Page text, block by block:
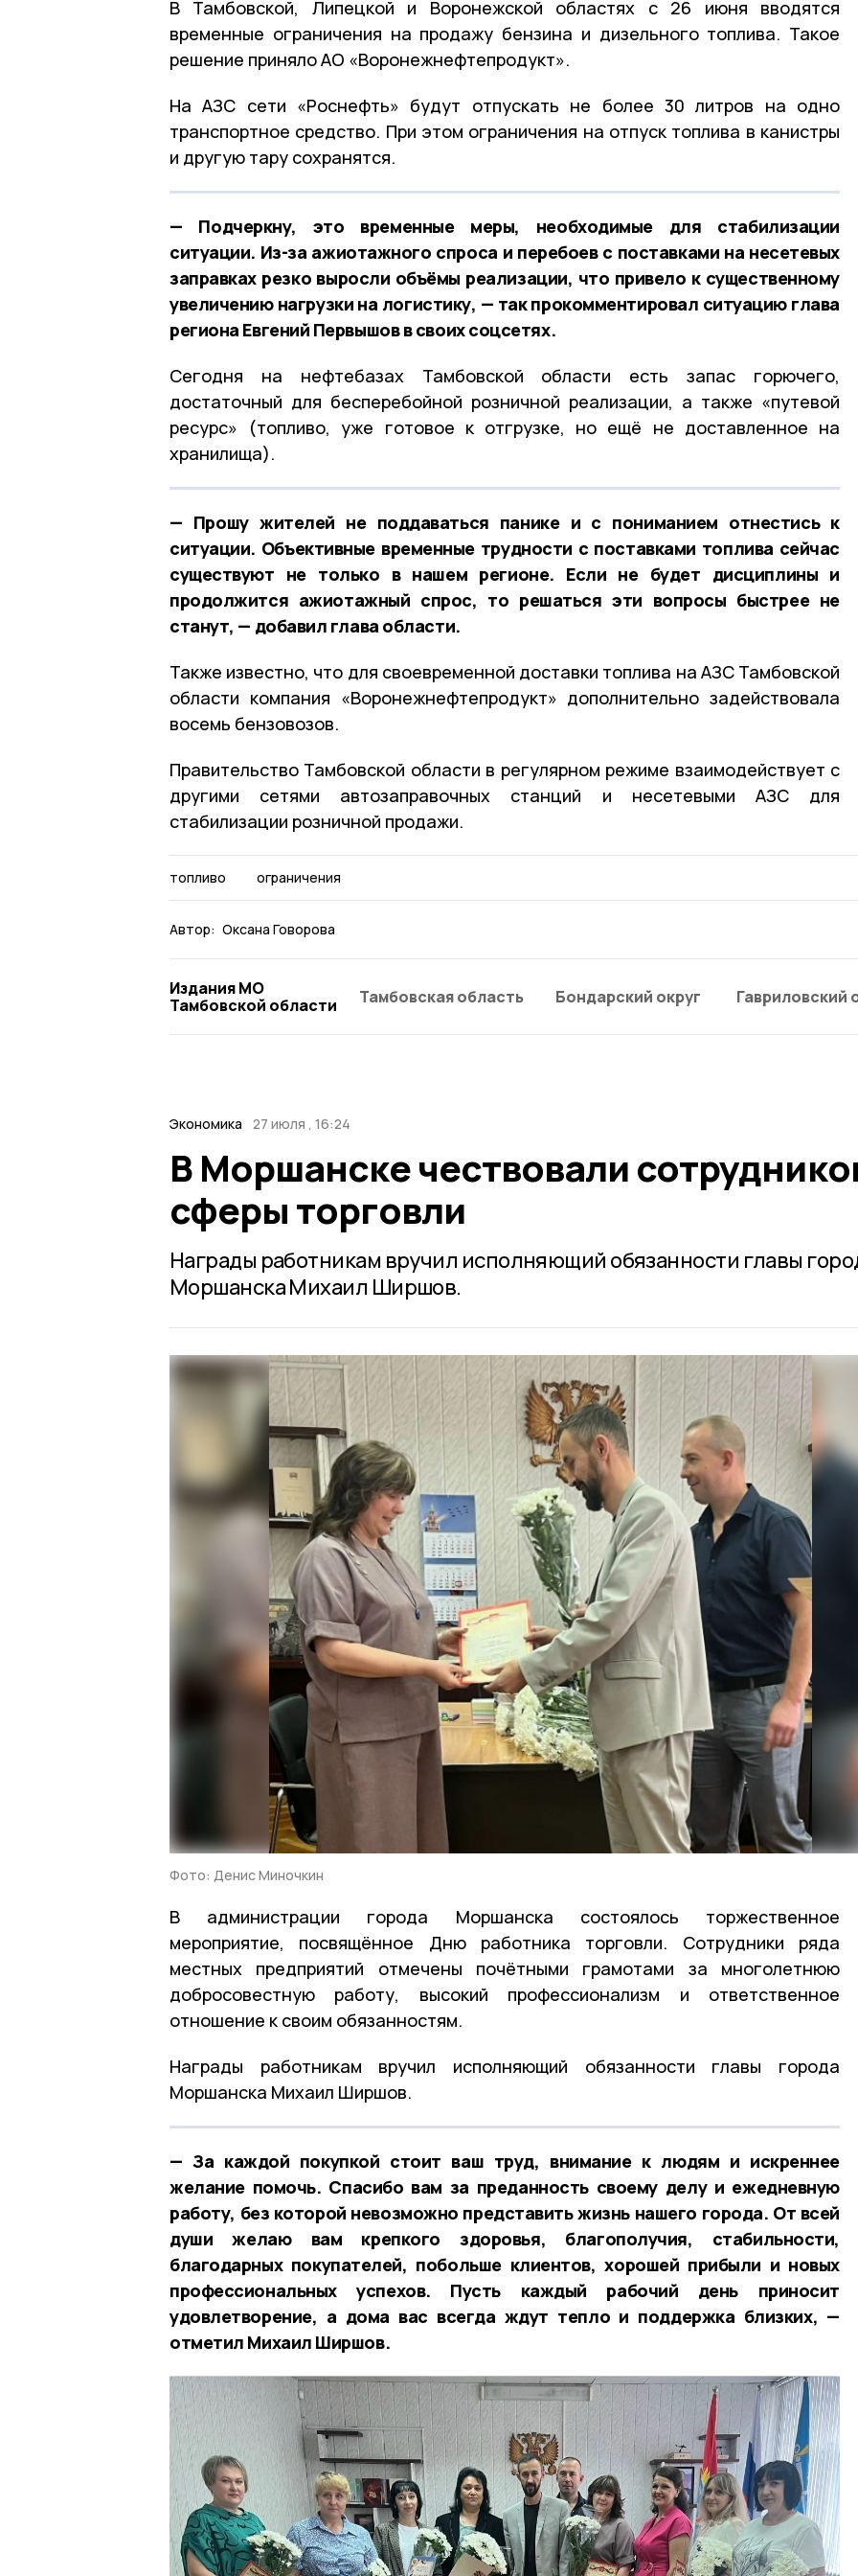
В Тамбовской, Липецкой и Воронежской областях с 26 июня вводятся
временные ограничения на продажу бензина и дизельного топлива. Такое
решение приняло АО «Воронежнефтепродукт».
На АЗС сети «Роснефть» будут отпускать не более 30 литров на одно
транспортное средство. При этом ограничения на отпуск топлива в канистры
и другую тару сохранятся.
— Подчеркну, это временные меры, необходимые для стабилизации
ситуации. Из-за ажиотажного спроса и перебоев с поставками на несетевых
заправках резко выросли объёмы реализации, что привело к существенному
увеличению нагрузки на логистику, — так прокомментировал ситуацию глава
региона Евгений Первышов в своих соцсетях.
Сегодня на нефтебазах Тамбовской области есть запас горючего,
достаточный для бесперебойной розничной реализации, а также «путевой
ресурс» (топливо, уже готовое к отгрузке, но ещё не доставленное на
хранилища).
— Прошу жителей не поддаваться панике и с пониманием отнестись к
ситуации. Объективные временные трудности с поставками топлива сейчас
существуют не только в нашем регионе. Если не будет дисциплины и
продолжится ажиотажный спрос, то решаться эти вопросы быстрее не
станут, — добавил глава области.
Также известно, что для своевременной доставки топлива на АЗС Тамбовской
области компания «Воронежнефтепродукт» дополнительно задействовала
восемь бензовозов.
Правительство Тамбовской области в регулярном режиме взаимодействует с
другими сетями автозаправочных станций и несетевыми АЗС для
стабилизации розничной продажи.
топливо ограничения
Автор: Оксана Говорова
Издания МО
Тамбовской области
Тамбовская область Бондарский округ Гавриловский
Экономика 27 июля , 16:24
В Моршанске чествовали
сферы торговли
Награды работникам вручил исполняющий обязанности главы
Моршанска Михаил Ширшов.
Фото: Денис Миночкин
В администрации города Моршанска состоялось торжественное
мероприятие, посвящённое Дню работника торговли. Сотрудники ряда
местных предприятий отмечены почётными грамотами за многолетнюю
добросовестную работу, высокий профессионализм и ответственное
отношение к своим обязанностям.
Награды работникам вручил исполняющий обязанности главы города
Моршанска Михаил Ширшов.
— За каждой покупкой стоит ваш труд, внимание к людям и искреннее
желание помочь. Спасибо вам за преданность своему делу и ежедневную
работу, без которой невозможно представить жизнь нашего города. От всей
души желаю вам крепкого здоровья, благополучия, стабильности,
благодарных покупателей, побольше клиентов, хорошей прибыли и новых
профессиональных успехов. Пусть каждый рабочий день приносит
удовлетворение, а дома вас всегда ждут тепло и поддержка близких, —
отметил Михаил Ширшов.